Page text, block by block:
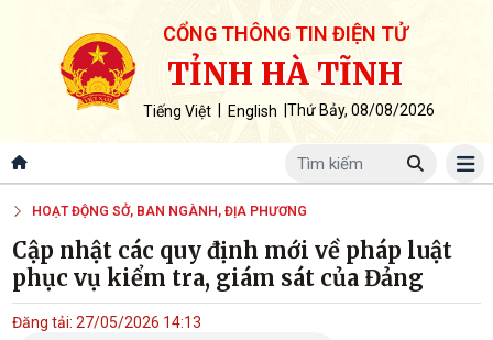
CỔNG THÔNG TIN ĐIỆN TỬ
TỈNH HÀ TĨNH
Tiếng Việt English Thứ Bảy, 08/08/2026
HOẠT ĐỘNG SỞ, BAN NGÀNH, ĐỊA PHƯƠNG
Cập nhật các quy định mới về pháp luật
phục vụ kiểm tra, giám sát của Đảng
Đăng tải: 27/05/2026 14:13